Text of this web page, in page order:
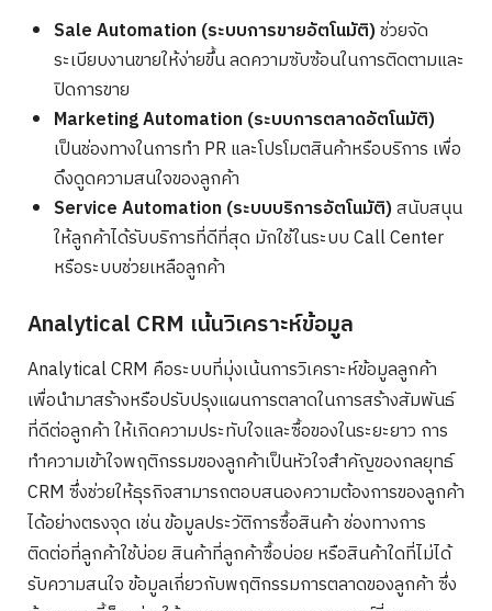
Sale Automation (ระบบการขายอัตโนมัติ)ช่วยจัด
ระเบียบงานขายให้ง่ายขึ้น ลดความซับซ้อนในการติดตามและ
ปิดการขาย
Marketing Automation (ระบบการตลาดอัตโนมัติ)
เป็นช่องทางในการทำ PR และโปรโมตสินค้าหรือบริการ เพื่อ
ดึงดูดความสนใจของลูกค้า
Service Automation (ระบบบริการอัตโนมัติ)สนับสนุน
ให้ลูกค้าได้รับบริการที่ดีที่สุด มักใช้ในระบบ Call Center
หรือระบบช่วยเหลือลูกค้า
Analytical CRM เน้นวิเคราะห์ข้อมูล
Analytical CRM คือระบบที่มุ่งเน้นการวิเคราะห์ข้อมูลลูกค้า
เพื่อนำมาสร้างหรือปรับปรุงแผนการตลาดในการสร้างสัมพันธ์
ที่ดีต่อลูกค้า ให้เกิดความประทับใจและซื้อของในระยะยาว การ
ทำความเข้าใจพฤติกรรมของลูกค้าเป็นหัวใจสำคัญของกลยุทธ์
CRM ซึ่งช่วยให้ธุรกิจสามารถตอบสนองความต้องการของลูกค้า
ได้อย่างตรงจุด เช่น ข้อมูลประวัติการซื้อสินค้า ช่องทางการ
ติดต่อที่ลูกค้าใช้บ่อย สินค้าที่ลูกค้าซื้อบ่อย หรือสินค้าใดที่ไม่ได้
รับความสนใจ ข้อมูลเกี่ยวกับพฤติกรรมการตลาดของลูกค้า ซึ่ง